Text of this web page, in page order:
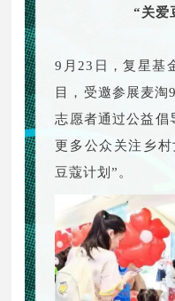
“关爱
9月23日，复星基
目，受邀参展麦淘
志愿者通过公益倡
更多公众关注乡
豆蔻计划”。